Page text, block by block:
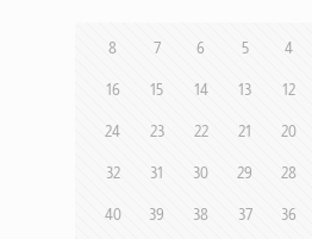
4
5
6
7
8
12
13
14
15
16
20
21
22
23
24
28
29
30
31
32
36
37
38
39
40